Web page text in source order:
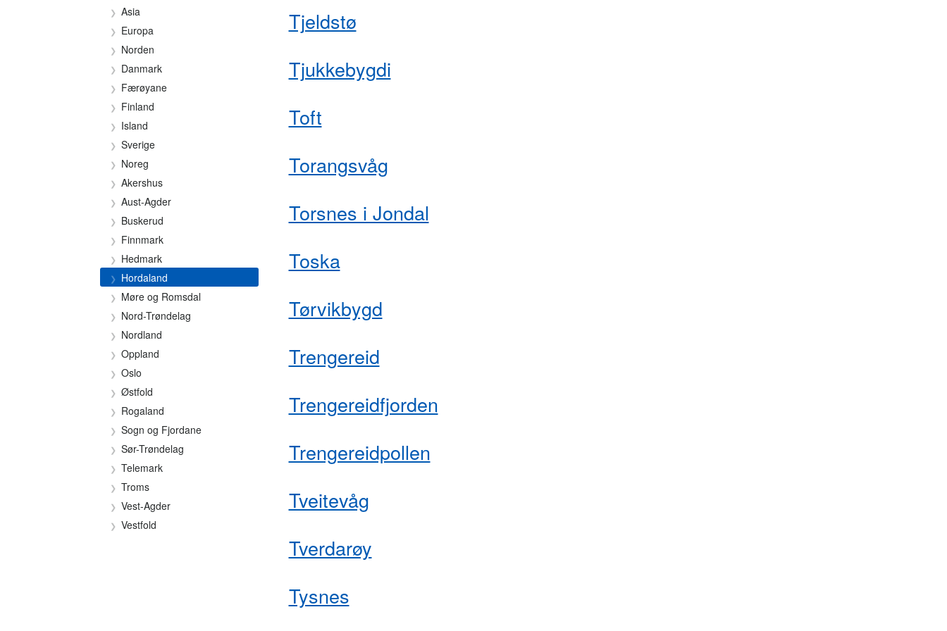
Asia
Europa
Norden
Danmark
Færøyane
Finland
Island
Sverige
Noreg
Akershus
Aust-Agder
Buskerud
Finnmark
Hedmark
Hordaland
Møre og Romsdal
Nord-Trøndelag
Nordland
Oppland
Oslo
Østfold
Rogaland
Sogn og Fjordane
Sør-Trøndelag
Telemark
Troms
Vest-Agder
Vestfold
Tjeldstø
Tjukkebygdi
Toft
Torangsvåg
Torsnes i Jondal
Toska
Tørvikbygd
Trengereid
Trengereidfjorden
Trengereidpollen
Tveitevåg
Tverdarøy
Tysnes